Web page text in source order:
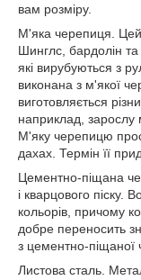
вам розміру.
М'яка черепиця. Цей
Шинглс, бардолін та
які вирубуються з
виконана з м'якої
виготовляється
наприклад, зарослу
М'яку черепицю
дахах. Термін її
Цементно-піщана
і кварцового піску.
кольорів, причому
добре переносить
з цементно-піщаної
Листова сталь.